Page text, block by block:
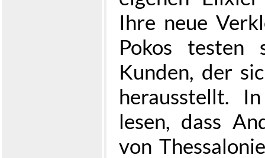
Ihre neue
Pokos testen
Kunden, der
herausstellt.
lesen, dass
von